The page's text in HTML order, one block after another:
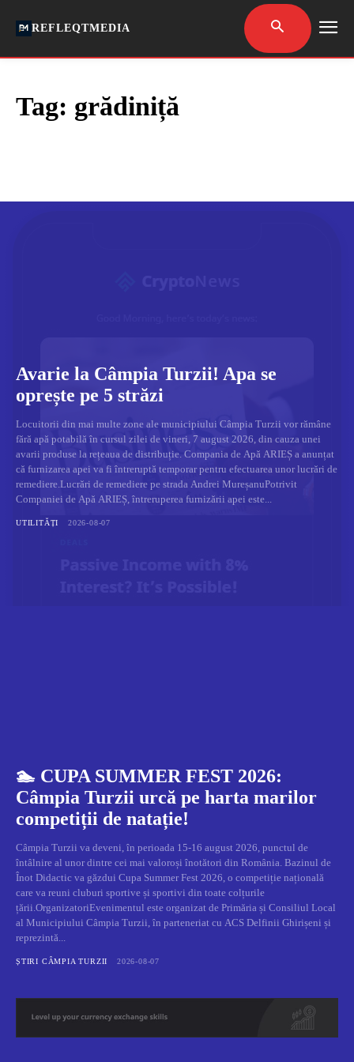
REFLEQTMEDIA
Tag: grădiniță
Avarie la Câmpia Turzii! Apa se
oprește pe 5 străzi
Locuitorii din mai multe zone ale municipiului Câmpia Turzii vor rămâne
fără apă potabilă în cursul zilei de vineri, 7 august 2026, din cauza unei
avarii produse la rețeaua de distribuție. Compania de Apă ARIEȘ a anunțat
că furnizarea apei va fi întreruptă temporar pentru efectuarea unor lucrări de
remediere.Lucrări de remediere pe strada Andrei MureșanuPotrivit
Companiei de Apă ARIEȘ, întreruperea furnizării apei este...
UTILITĂȚI 2026-08-07
🏊 CUPA SUMMER FEST 2026:
Câmpia Turzii urcă pe harta marilor
competiții de natație!
Câmpia Turzii va deveni, în perioada 15-16 august 2026, punctul de
întâlnire al unor dintre cei mai valoroși înotători din România. Bazinul de
Înot Didactic va găzdui Cupa Summer Fest 2026, o competiție națională
care va reuni cluburi sportive și sportivi din toate colțurile
țării.OrganizatoriEvenimentul este organizat de Primăria și Consiliul Local
al Municipiului Câmpia Turzii, în parteneriat cu ACS Delfinii Ghirișeni și
reprezintă...
ȘTIRI CÂMPIA TURZII 2026-08-07